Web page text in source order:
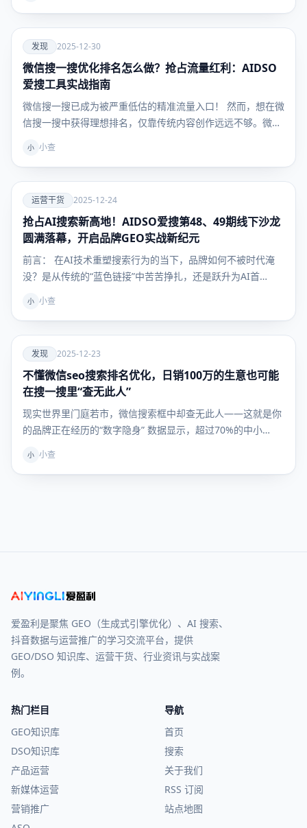
爱
发现
发现 2025-12-30
微信搜一搜优化排名怎么做？抢占流量红利：AIDSO
爱搜工具实战指南
微信搜一搜已成为被严重低估的精准流量入口！ 然而，想在微
信搜一搜中获得理想排名，仅靠传统内容创作远远不够。微
小 小查
爱
运营干
货
运营干货 2025-12-24
抢占AI搜索新高地！AIDSO爱搜第48、49期线下沙龙
圆满落幕，开启品牌GEO实战新纪元
前言： 在AI技术重塑搜索行为的当下，品牌如何不被时代淹
没？是从传统的“蓝色链接”中苦苦挣扎，还是跃升为AI首…
小 小查
爱
发现
发现 2025-12-23
不懂微信seo搜索排名优化，日销100万的生意也可能
在搜一搜里“查无此人”
现实世界里门庭若市，微信搜索框中却查无此人——这就是你
的品牌正在经历的“数字隐身” 数据显示，超过70%的中小…
小 小查
爱盈利是聚焦 GEO（生成式引擎优化）、AI 搜索、
抖音数据与运营推广的学习交流平台，提供
GEO/DSO 知识库、运营干货、行业资讯与实战案
例。
热门栏目
GEO知识库
DSO知识库
产品运营
新媒体运营
营销推广
导航
首页
搜索
关于我们
RSS 订阅
站点地图